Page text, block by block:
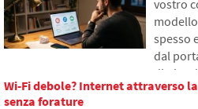
come
vostro
spesso
dal
di
Wi-Fi debole? Internet attraverso
senza forature